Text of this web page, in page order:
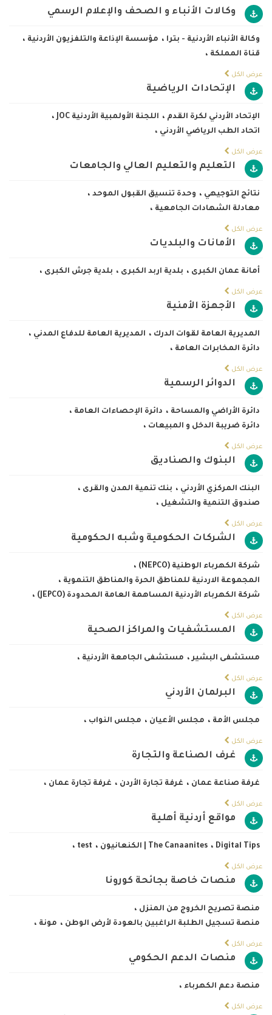
وكالات الأنباء و الصحف والإعلام الرسمي
وكالة الأنباء الأردنية - بترا ، مؤسسة الإذاعة والتلفزيون الأردنية ،
قناة المملكة ،
عرض الكل
الإتحادات الرياضية
الإتحاد الأردني لكرة القدم ، اللجنة الأولمبية الأردنية JOC
،
اتحاد الطب الرياضي الأردني ،
عرض الكل
التعليم والتعليم العالي والجامعات
نتائج التوجيهي ، وحدة تنسيق القبول الموحد ،
معادلة الشهادات الجامعية ،
عرض الكل
الأمانات والبلديات
أمانة عمان الكبرى ، بلدية اربد الكبرى ، بلدية جرش الكبرى ،
عرض الكل
الأجهزة الأمنية
المديرية العامة لقوات الدرك ، المديرية العامة للدفاع المدني ،
دائرة المخابرات العامة ،
عرض الكل
الدوائر الرسمية
دائرة الأراضي والمساحة ، دائرة الإحصاءات العامة ،
دائرة ضريبة الدخل و المبيعات ،
عرض الكل
البنوك والصناديق
البنك المركزي الأردني ، بنك تنمية المدن والقرى ،
صندوق التنمية والتشغيل ،
عرض الكل
الشركات الحكومية وشبه الحكومية
شركة الكهرباء الوطنية (NEPCO)
،
المجموعة الاردنية للمناطق الحرة والمناطق التنموية ،
شركة الكهرباء الأردنية المساهمة العامة المحدودة (JEPCO)
،
عرض الكل
المستشفيات والمراكز الصحية
مستشفى البشير ، مستشفى الجامعة الأردنية ،
عرض الكل
البرلمان الأردني
مجلس الأمة ، مجلس الأعيان ، مجلس النواب ،
عرض الكل
غرف الصناعة والتجارة
غرفة صناعة عمان ، غرفة تجارة الأردن ، غرفة تجارة عمان ،
عرض الكل
مواقع أردنية أهلية
Digital Tips ، The Canaanites | الكنعانيون ، test ،
عرض الكل
منصات خاصة بجائحة كورونا
منصة تصريح الخروج من المنزل ،
منصة تسجيل الطلبة الراغبين بالعودة لأرض الوطن ، مونة ،
عرض الكل
منصات الدعم الحكومي
منصة دعم الكهرباء ،
عرض الكل